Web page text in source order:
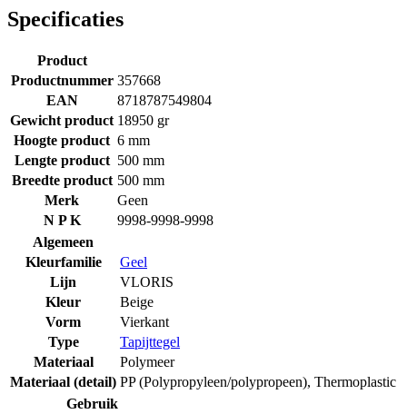
Specificaties
Product
Productnummer 357668
EAN
8718787549804
Gewicht product 18950 gr
Hoogte product 6 mm
Lengte product 500 mm
Breedte product 500 mm
Merk
Geen
N P K
9998-9998-9998
Algemeen
Kleurfamilie
Geel
Lijn
VLORIS
Kleur
Beige
Vorm
Vierkant
Type
Tapijttegel
Materiaal
Polymeer
Materiaal (detail) PP (Polypropyleen/polypropeen), Thermoplastic
Gebruik